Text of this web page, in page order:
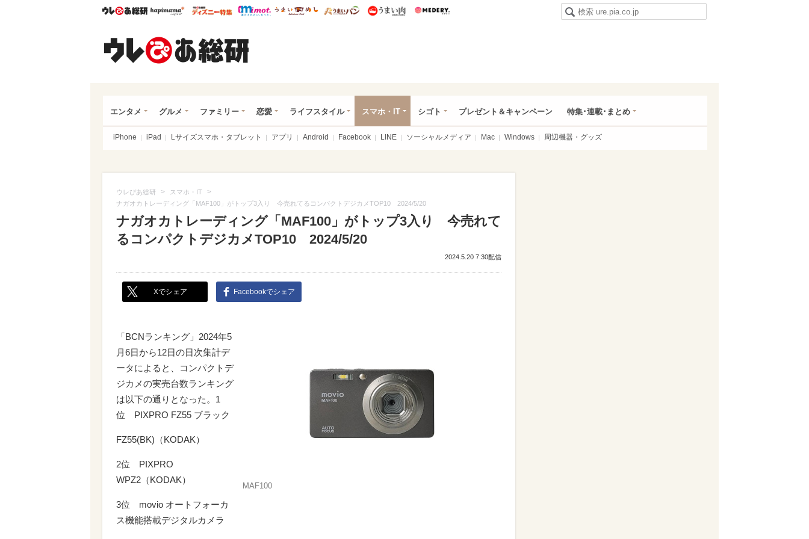
ウレぴあ総研ハピママ* ウレぴあ総研 ディズニー特集
mimot. うまいめし うまいパン うまい肉
エンタメ グルメ ファミリー 恋愛 ライフスタイル スマホ・IT シゴト プレゼント＆キャンペーン 特集･連載･まとめ
iPhone iPad Lサイズスマホ・タブレット アプリ Android Facebook LINE ソーシャルメディア Mac Windows 周辺機器・グッズ
ウレぴあ総研 > スマホ・IT >
ナガオカトレーディング「MAF100」がトップ3入り 今売れてるコンパクトデジカメTOP10 2024/5/20
ナガオカトレーディング「MAF100」がトップ3入り 今売れて
るコンパクトデジカメTOP10 2024/5/20
2024.5.20 7:30配信
Xでシェア Facebookでシェア
MAF100
「BCNランキング」2024年5
月6日から12日の日次集計デ
ータによると、コンパクトデ
ジカメの実売台数ランキング
は以下の通りとなった。1
位 PIXPRO FZ55 ブラック
FZ55(BK)（KODAK）
2位 PIXPRO
WPZ2（KODAK）
3位 movio オートフォーカ
ス機能搭載デジタルカメラ